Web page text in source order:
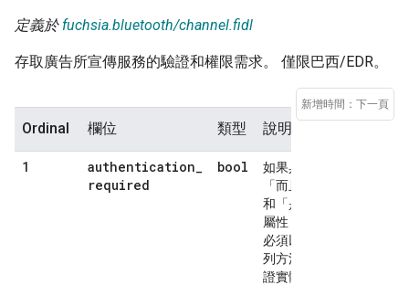
定義於 fuchsia.bluetooth/channel.fidl
存取廣告所宣傳服務的驗證和權限需求。 僅限巴西/EDR。
新增時間：下一頁
Ordinal 欄位 類型 說明
1 authentication
required
bool
如果具有
「而且」
和「是」
屬性，則
必須以下
列方法驗
證實體連